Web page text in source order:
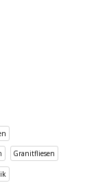
Granitfliesen